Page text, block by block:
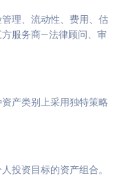
理、流动性、费用、估
服务商—法律顾问、审
产类别上采用独特策略
投资目标的资产组合。